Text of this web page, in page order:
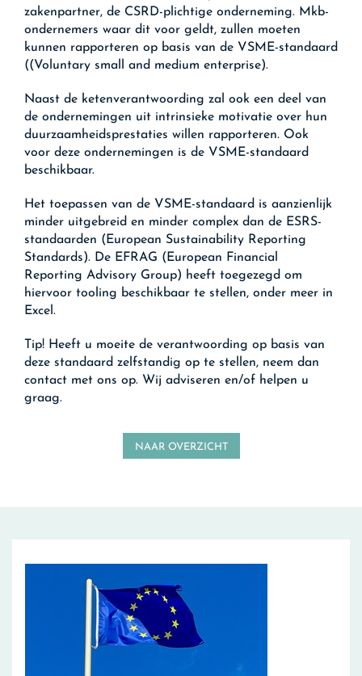
zakenpartner, de CSRD-plichtige onderneming. Mkb-
ondernemers waar dit voor geldt, zullen moeten
kunnen rapporteren op basis van de VSME-standaard
((Voluntary small and medium enterprise).
Naast de ketenverantwoording zal ook een deel van
de ondernemingen uit intrinsieke motivatie over hun
duurzaamheidsprestaties willen rapporteren. Ook
voor deze ondernemingen is de VSME-standaard
beschikbaar.
Het toepassen van de VSME-standaard is aanzienlijk
minder uitgebreid en minder complex dan de ESRS-
standaarden (European Sustainability Reporting
Standards). De EFRAG (European Financial
Reporting Advisory Group) heeft toegezegd om
hiervoor tooling beschikbaar te stellen, onder meer in
Excel.
Tip! Heeft u moeite de verantwoording op basis van
deze standaard zelfstandig op te stellen, neem dan
contact met ons op. Wij adviseren en/of helpen u
graag.
NAAR OVERZICHT